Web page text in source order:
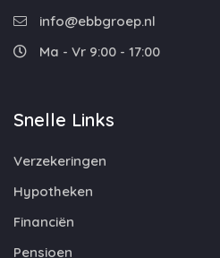
info@ebbgroep.nl
Ma - Vr 9:00 - 17:00
Snelle Links
Verzekeringen
Hypotheken
Financiën
Pensioen